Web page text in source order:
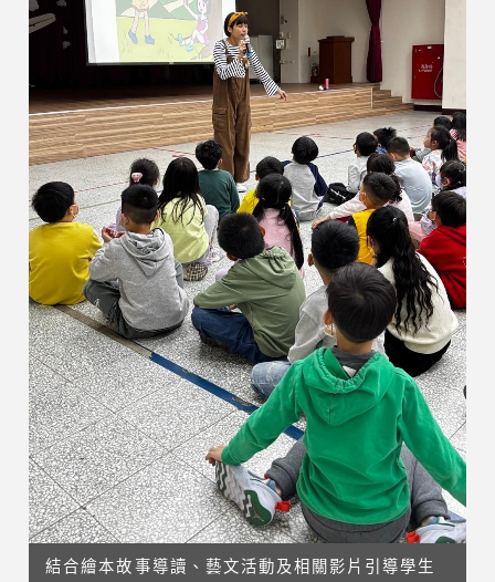
結合繪本故事導讀、藝文活動及相關影片引導學生